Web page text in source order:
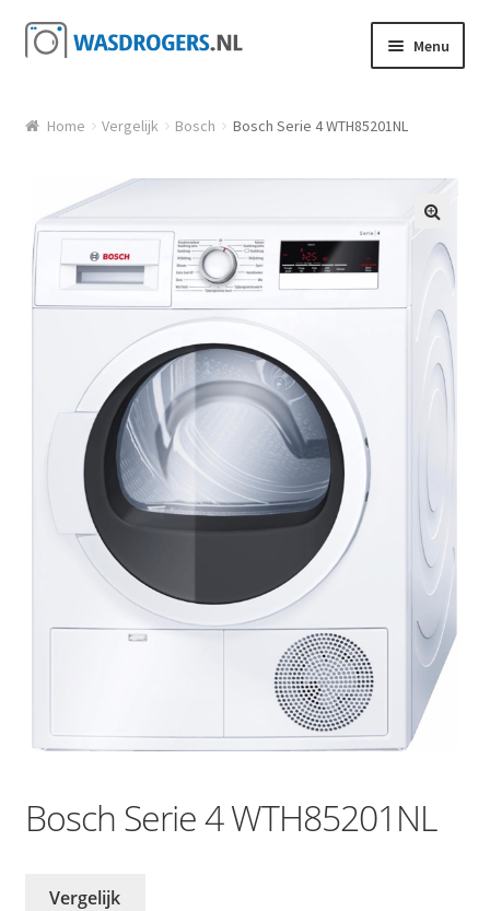
Ga door naar navigatie
Ga direct naar de inhoud Menu
Home Vergelijk Bosch Bosch Serie 4 WTH85201NL
Bosch Serie 4 WTH85201NL
Vergelijk